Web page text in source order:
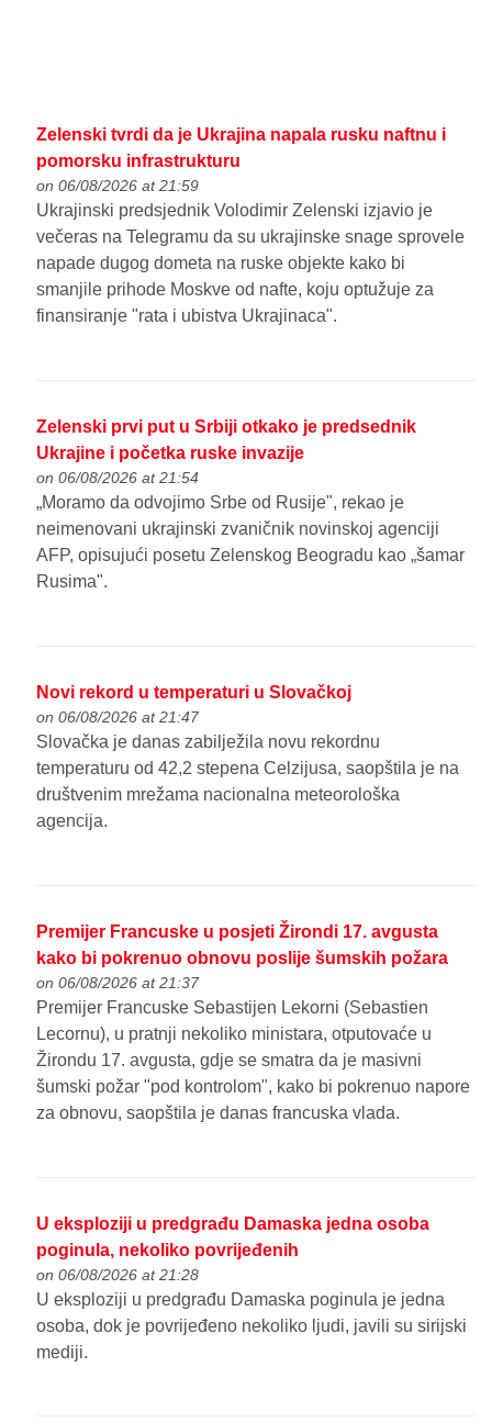
Zelenski tvrdi da je Ukrajina napala rusku naftnu i
pomorsku infrastrukturu
on 06/08/2026 at 21:59
Ukrajinski predsjednik Volodimir Zelenski izjavio je
večeras na Telegramu da su ukrajinske snage sprovele
napade dugog dometa na ruske objekte kako bi
smanjile prihode Moskve od nafte, koju optužuje za
finansiranje "rata i ubistva Ukrajinaca".
Zelenski prvi put u Srbiji otkako je predsednik
Ukrajine i početka ruske invazije
on 06/08/2026 at 21:54
„Moramo da odvojimo Srbe od Rusije", rekao je
neimenovani ukrajinski zvaničnik novinskoj agenciji
AFP, opisujući posetu Zelenskog Beogradu kao „šamar
Rusima".
Novi rekord u temperaturi u Slovačkoj
on 06/08/2026 at 21:47
Slovačka je danas zabilježila novu rekordnu
temperaturu od 42,2 stepena Celzijusa, saopštila je na
društvenim mrežama nacionalna meteorološka
agencija.
Premijer Francuske u posjeti Žirondi 17. avgusta
kako bi pokrenuo obnovu poslije šumskih požara
on 06/08/2026 at 21:37
Premijer Francuske Sebastijen Lekorni (Sebastien
Lecornu), u pratnji nekoliko ministara, otputovaće u
Žirondu 17. avgusta, gdje se smatra da je masivni
šumski požar "pod kontrolom", kako bi pokrenuo napore
za obnovu, saopštila je danas francuska vlada.
U eksploziji u predgrađu Damaska jedna osoba
poginula, nekoliko povrijeđenih
on 06/08/2026 at 21:28
U eksploziji u predgrađu Damaska poginula je jedna
osoba, dok je povrijeđeno nekoliko ljudi, javili su sirijski
mediji.